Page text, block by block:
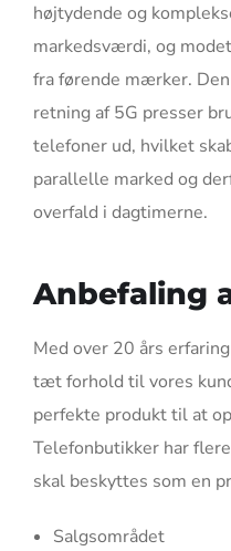
højtydende og
markedsværdi, og
fra førende mærker.
retning af 5G presser
telefoner ud, hvilket
parallelle marked og
overfald i dagtimerne.
Anbefaling
Med over 20 års
tæt forhold til vores
perfekte produkt til at
Telefonbutikker har
skal beskyttes som en
Salgsområdet